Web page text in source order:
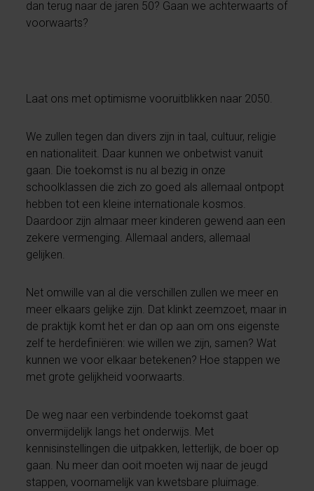
dan terug naar de jaren 50? Gaan we achterwaarts of
voorwaarts?
Laat ons met optimisme vooruitblikken naar 2050.
We zullen tegen dan divers zijn in taal, cultuur, religie
en nationaliteit. Daar kunnen we onbetwist vanuit
gaan. Die toekomst is nu al bezig in onze
schoolklassen die zich zo goed als allemaal ontpopt
hebben tot een kleine internationale kosmos.
Daardoor zijn almaar meer kinderen gewend aan een
zekere vermenging. Allemaal anders, allemaal
gelijken.
Net omwille van al die verschillen zullen we meer en
meer elkaars gelijke zijn. Dat klinkt zeemzoet, maar in
de praktijk komt het er dan op aan om ons eigenste
zelf te herdefiniëren: wie willen we zijn, samen? Wat
kunnen we voor elkaar betekenen? Hoe stappen we
met grote gelijkheid voorwaarts.
De weg naar een verbindende toekomst gaat
onvermijdelijk langs het onderwijs. Met
kennisinstellingen die uitpakken, letterlijk, de boer op
gaan. Nu meer dan ooit moeten wij naar de jeugd
stappen, voornamelijk van kwetsbare pluimage.